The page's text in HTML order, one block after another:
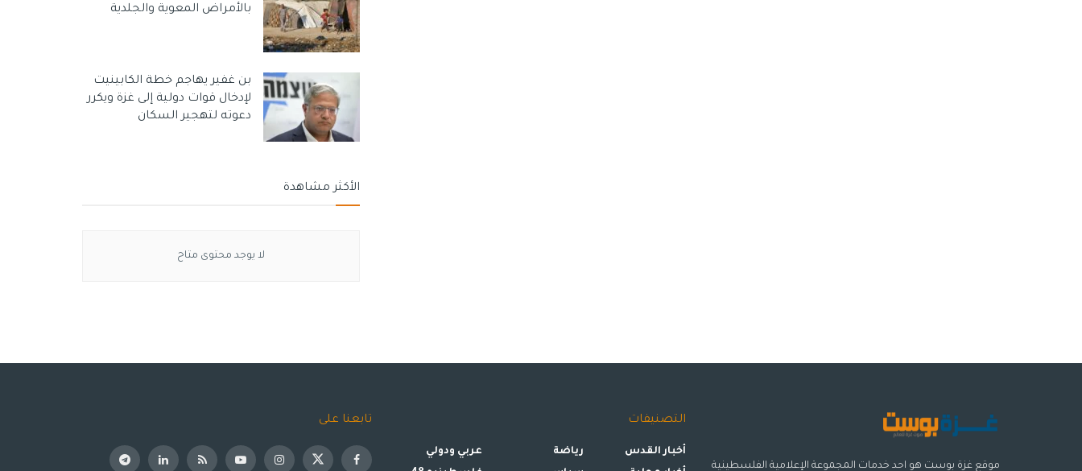
بالأمراض المعوية والجلدية
بن غفير يهاجم خطة الكابينيت
لإدخال قوات دولية إلى غزة ويكرر
دعوته لتهجير السكان
الأكثر مشاهدة
لا يوجد محتوى متاح
موقع غزة بوست هو احد خدمات المجموعة الإعلامية الفلسطينية
التصنيفات
أخبار القدس
رياضة
عربي ودولي
تابعنا على